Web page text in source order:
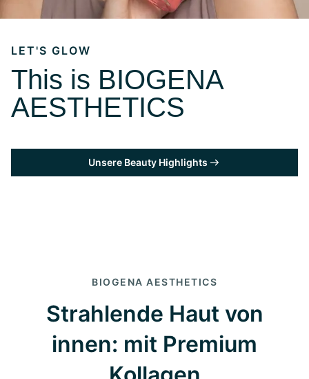
LET'S GLOW
This is BIOGENA
AESTHETICS
Unsere Beauty Highlights
BIOGENA AESTHETICS
Strahlende Haut von
innen: mit Premium